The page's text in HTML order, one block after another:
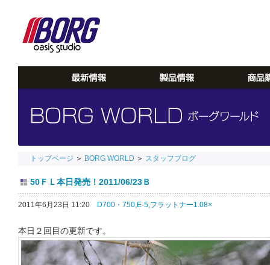
トップページ ＞ BORG WORLD ＞ スタッフブログ
50ＦＬ本日発売！2011/06/23Ｂ
2011年6月23日 11:20 D700・750,E-5,フラットナー1.08×
本日２回目の更新です。